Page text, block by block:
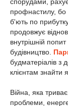
профнастилу, бо
б'ють по
продовжує
внутрішній
будівництво.
будматеріалів з
клієнтам знайти
Війна, яка
проблеми,